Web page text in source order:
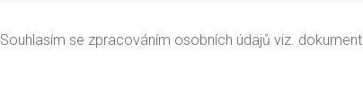
Souhlasím se zpracováním osobních údajů viz. dokument